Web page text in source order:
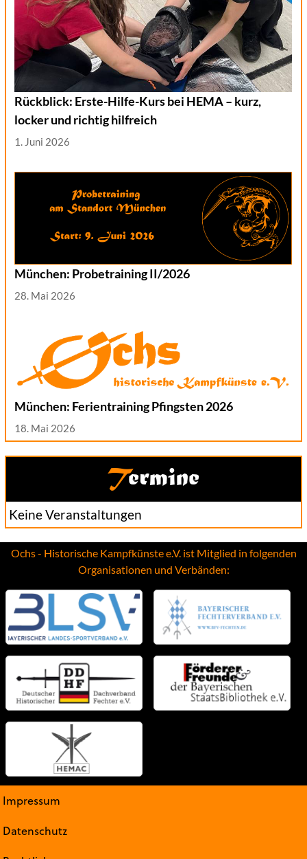
Rückblick: Erste-Hilfe-Kurs bei HEMA – kurz,
locker und richtig hilfreich
1. Juni 2026
München: Probetraining II/2026
28. Mai 2026
München: Ferientraining Pfingsten 2026
18. Mai 2026
Termine
Keine Veranstaltungen
Ochs - Historische Kampfkünste e.V. ist Mitglied in folgenden
Organisationen und Verbänden:
Impressum
Datenschutz